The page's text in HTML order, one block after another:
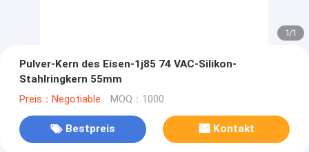
1/1
Pulver-Kern des Eisen-1j85 74 VAC-Silikon-
Stahlringkern 55mm
Preis：Negotiable MOQ：1000
Bestpreis Kontakt